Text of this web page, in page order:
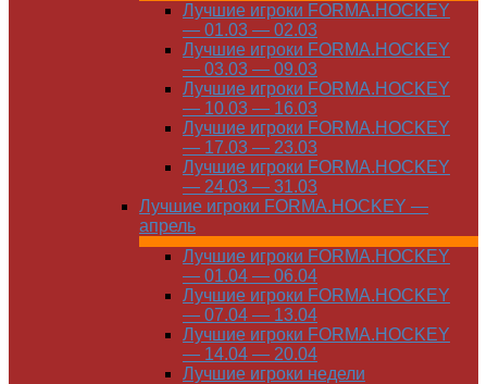
Лучшие игроки FORMA.HOCKEY
— 01.03 — 02.03
Лучшие игроки FORMA.HOCKEY
— 03.03 — 09.03
Лучшие игроки FORMA.HOCKEY
— 10.03 — 16.03
Лучшие игроки FORMA.HOCKEY
— 17.03 — 23.03
Лучшие игроки FORMA.HOCKEY
— 24.03 — 31.03
Лучшие игроки FORMA.HOCKEY —
апрель
Лучшие игроки FORMA.HOCKEY
— 01.04 — 06.04
Лучшие игроки FORMA.HOCKEY
— 07.04 — 13.04
Лучшие игроки FORMA.HOCKEY
— 14.04 — 20.04
Лучшие игроки недели